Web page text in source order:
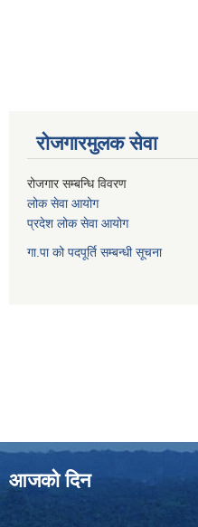
रोजगारमुलक सेवा
रोजगार सम्बन्धि विवरण
लोक सेवा आयोग
प्रदेश लोक सेवा आयोग
गा.पा को पदपूर्ति सम्बन्धी सूचना
आजको दिन